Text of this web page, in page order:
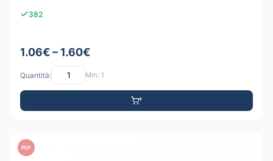
382
1.06€ – 1.60€
Quantità: Min: 1
PDF